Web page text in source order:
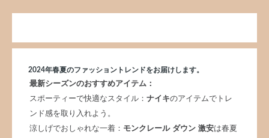
2024年春夏のファッショントレンドをお届けします。
最新シーズンのおすすめアイテム：
スポーティーで快適なスタイル： ナイキのアイテムでトレ
ンド感を取り入れよう。
涼しげでおしゃれな一着： モンクレール ダウン 激安は春夏